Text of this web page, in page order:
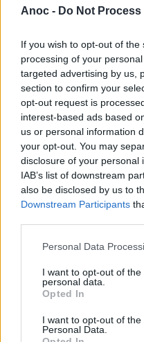
Anoc - Do Not
If you wish to opt-out of
processing of your
targeted advertising by us,
section to confirm your
opt-out request is
interest-based ads based
us or personal information
your opt-out. You may
disclosure of your personal
IAB’s list of downstream
also be disclosed by us to
Downstream Participants
Personal Data
I want to opt-out of
personal data.
Opted In
I want to opt-out of the
Personal Data.
Là
Projet Dédale -
NEOBVYKLÉ AKTIVITY
Dnes